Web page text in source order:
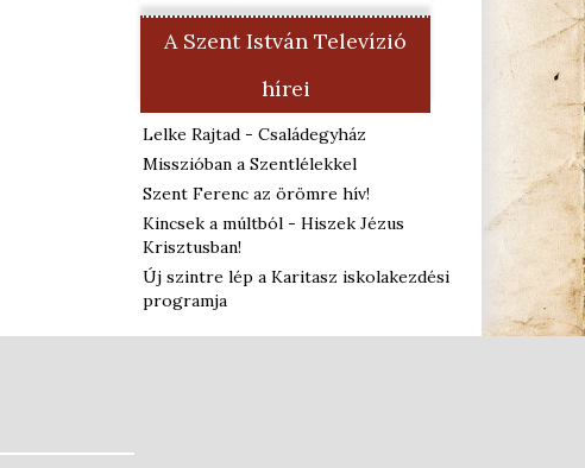
A Szent István Televízió
hírei
Lelke Rajtad - Családegyház
Misszióban a Szentlélekkel
Szent Ferenc az örömre hív!
Kincsek a múltból - Hiszek Jézus
Krisztusban!
Új szintre lép a Karitasz iskolakezdési
programja